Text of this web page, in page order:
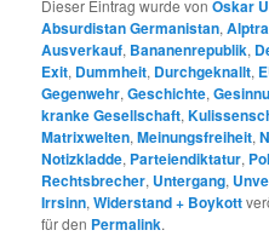
Dieser Eintrag wurde vonOskar
Absurdistan Germanistan,
Ausverkauf, Bananenrepublik,
Exit, Dummheit, Durchgeknallt,
Gegenwehr,Geschichte,
kranke Gesellschaft,
Matrixwelten,Meinungsfreiheit,
Notizkladde, Parteiendiktatur,
Rechtsbrecher, Untergang,
Irrsinn,Widerstand + Boykott
für den Permalink.